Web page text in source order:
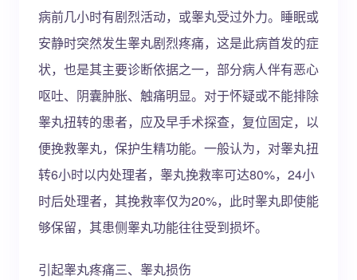
病前几小时有剧烈活动，或睾丸受过外力。睡眠或
安静时突然发生睾丸剧烈疼痛，这是此病首发的症
状，也是其主要诊断依据之一，部分病人伴有恶心
呕吐、阴囊肿胀、触痛明显。对于怀疑或不能排除
睾丸扭转的患者，应及早手术探查，复位固定，以
便挽救睾丸，保护生精功能。一般认为，对睾丸扭
转6小时以内处理者，睾丸挽救率可达80%，24小
时后处理者，其挽救率仅为20%，此时睾丸即使能
够保留，其患侧睾丸功能往往受到损坏。
引起睾丸疼痛三、睾丸损伤